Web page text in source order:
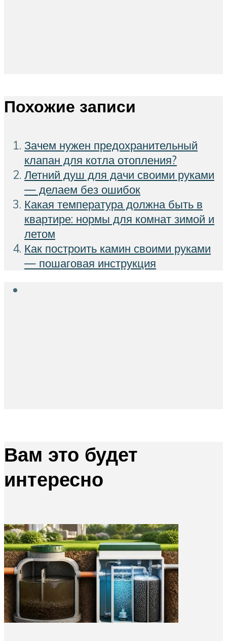
Похожие записи
Зачем нужен предохранительный
клапан для котла отопления?
Летний душ для дачи своими руками
— делаем без ошибок
Какая температура должна быть в
квартире: нормы для комнат зимой и
летом
Как построить камин своими руками
— пошаговая инструкция
Вам это будет
интересно